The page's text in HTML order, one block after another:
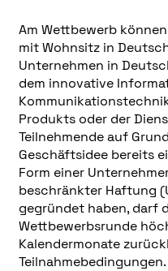
Am Wettbewerb
mit Wohnsitz in
Unternehmen in
dem innovative
Produkts oder der
Teilnehmende auf
Geschäftsidee bereits
Form einer
beschränkter Haftung
gegründet haben, darf
Wettbewerbsrunde
Kalendermonate
Teilnahmebedingungen.